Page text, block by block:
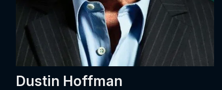
Dustin Hoffman